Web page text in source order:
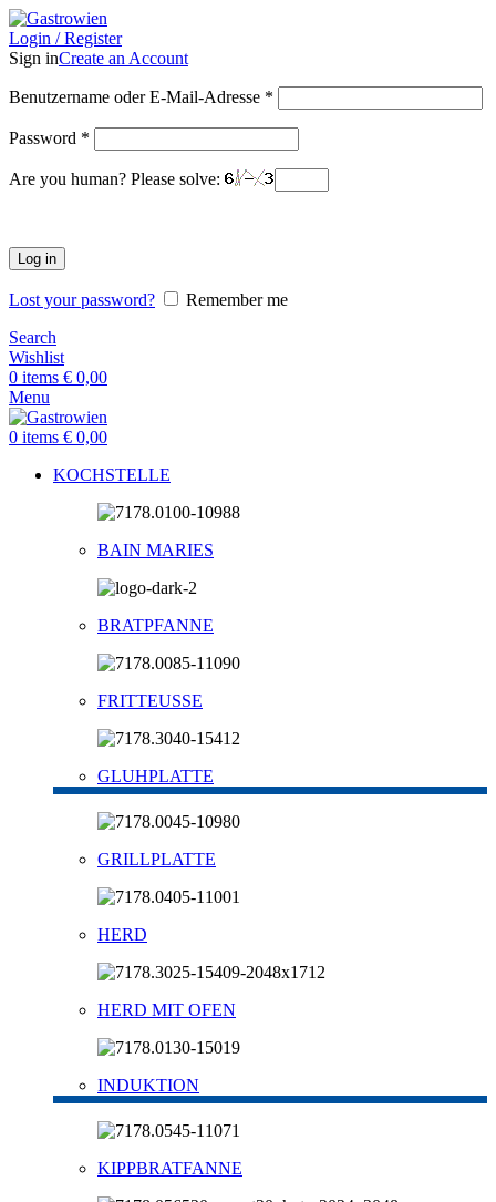
Login / Register
Sign inCreate an Account
Benutzername oder E-Mail-Adresse *
Password *
Are you human? Please solve:
Log in
Lost your password?
Remember me
Search
Wishlist
0 items € 0,00
Menu
0 items € 0,00
KOCHSTELLE
BAIN MARIES
BRATPFANNE
FRITTEUSSE
GLUHPLATTE
GRILLPLATTE
HERD
HERD MIT OFEN
INDUKTION
KIPPBRATFANNE